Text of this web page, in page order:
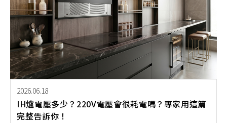
2026.06.18
IH爐電壓多少？220V電壓會很耗電嗎？專家用這篇
完整告訴你！